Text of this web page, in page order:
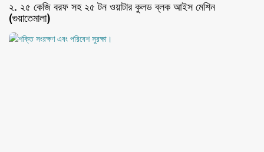
২. ২৫ কেজি বরফ সহ ২৫ টন ওয়াটার কুলড ব্লক আইস মেশিন
(গুয়াতেমালা)